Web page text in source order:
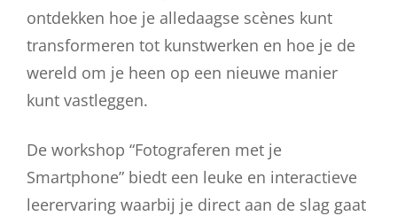
ontdekken hoe je alledaagse scènes kunt
transformeren tot kunstwerken en hoe je de
wereld om je heen op een nieuwe manier
kunt vastleggen.
De workshop “Fotograferen met je
Smartphone” biedt een leuke en interactieve
leerervaring waarbij je direct aan de slag gaat